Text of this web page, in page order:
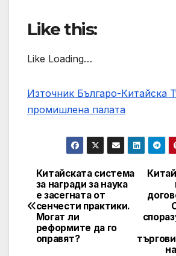
Like this:
Like Loading…
Източник Българо-Китайска
промишлена палaта
Навигация
Китайската система
за награди за наука
е засегната от
сенчести практики.
Могат ли
реформите да го
оправят?